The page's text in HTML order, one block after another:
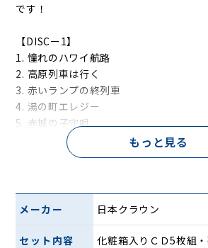
です！
【DISCー1】
1. 憧れのハワイ航路
2. 高原列車は行く
3. 赤いランプの終列車
4. 湯の町エレジー
5. 赤城の子守唄
6. 名月赤城山
7. 妻恋道中
10. お富さん
12. 波止場気質
もっと見る
メーカー 日本クラウン
セット内容
化粧箱入りＣＤ5枚組